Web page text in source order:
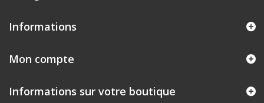
Informations
Mon compte
Informations sur votre boutique